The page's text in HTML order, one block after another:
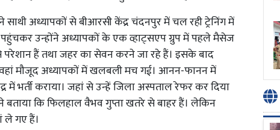
अध्यापकों से बीआरसी केंद्र चंदनपुर में चल रही ट्रेनिंग में
उन्होंने अध्यापकों के एक व्हाट्सएप ग्रुप में पहले मैसेज
हैं तथा जहर का सेवन करने जा रहे हैं। इसके बाद
वहां मौजूद अध्यापकों में खलबली मच गई। आनन-फानन में
में भर्ती कराया। जहां से उन्हें जिला अस्पताल रेफर कर दिया
कि फिलहाल वैभव गुप्ता खतरे से बाहर हैं। लेकिन
ले गए हैं।